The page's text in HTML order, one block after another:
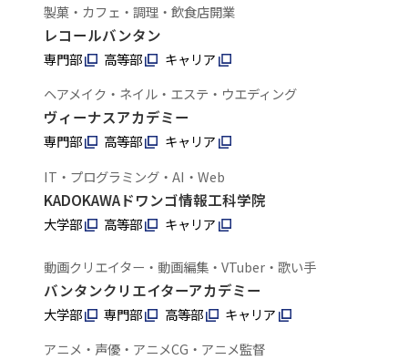
製菓・カフェ・調理・飲食店開業
レコールバンタン
専門部 高等部
キャリア
ヘアメイク・ネイル・エステ・ウエディング
ヴィーナスアカデミー
専門部 高等部
キャリア
IT・プログラミング・AI・Web
KADOKAWAドワンゴ情報工科学院
大学部 高等部 キャリア
動画クリエイター・動画編集・VTuber・歌い手
バンタンクリエイターアカデミー
大学部 専門部 高等部
キャリア
アニメ・声優・アニメCG・アニメ監督